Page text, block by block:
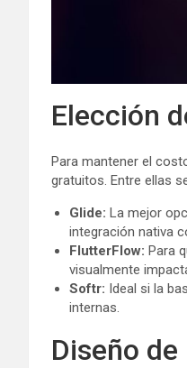
Elección
Para mantener el
gratuitos. Entre ellas
Glide: La mejor
integración nativa
FlutterFlow: Para
visualmente
Softr: Ideal si la
internas.
Diseño